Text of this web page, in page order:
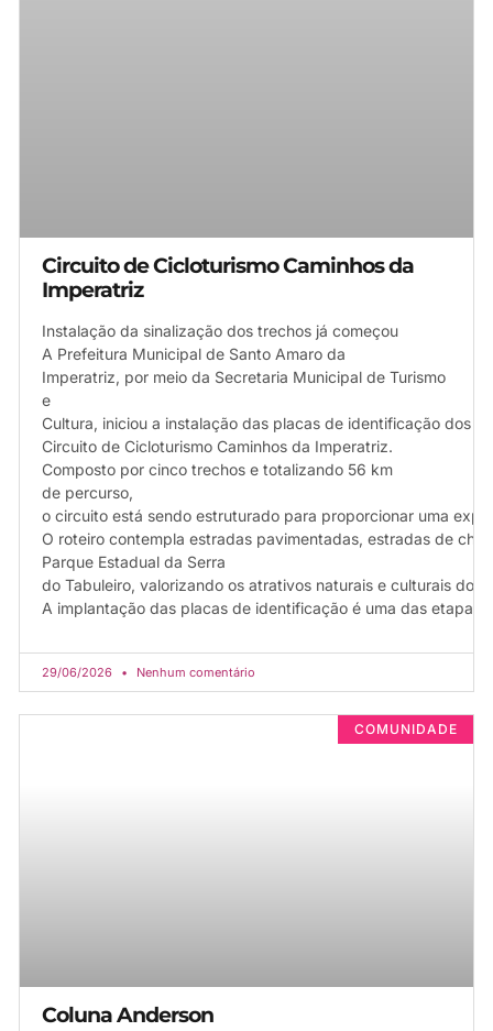
Circuito de Cicloturismo Caminhos da
Imperatriz
Instalação da sinalização dos trechos já começou
A Prefeitura Municipal de Santo Amaro da
Imperatriz, por meio da Secretaria Municipal de Turismo
e
Cultura, iniciou a instalação das placas de identificação dos
Circuito de Cicloturismo Caminhos da Imperatriz.
Composto por cinco trechos e totalizando 56 km
de percurso,
o circuito está sendo estruturado para proporcionar uma
O roteiro contempla estradas pavimentadas, estradas de
Parque Estadual da Serra
do Tabuleiro, valorizando os atrativos naturais e culturais do
A implantação das placas de identificação é uma das
29/06/2026 Nenhum comentário
COMUNIDADE
Coluna Anderson